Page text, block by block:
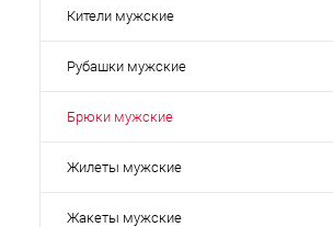
Кители мужские
Рубашки мужские
Брюки мужские
Жилеты мужские
Жакеты мужские